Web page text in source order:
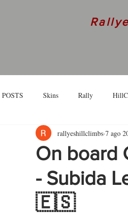
Skins Rally
Interview
On board
- Subida
🇪🇸
rallyeshillclimbs 7 ago